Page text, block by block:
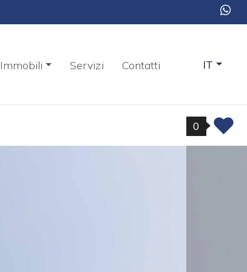
Immobili Servizi Contatti IT
0